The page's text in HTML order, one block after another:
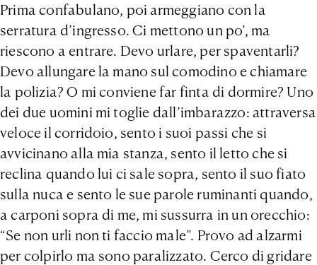
Prima confabulano, poi armeggiano con la
serratura d’ingresso. Ci mettono un po’, ma
riescono a entrare. Devo urlare, per spaventarli?
Devo allungare la mano sul comodino e chiamare
la polizia? O mi conviene far finta di dormire? Uno
dei due uomini mi toglie dall’imbarazzo: attraversa
veloce il corridoio, sento i suoi passi che si
avvicinano alla mia stanza, sento il letto che si
reclina quando lui ci sale sopra, sento il suo fiato
sulla nuca e sento le sue parole ruminanti quando,
a carponi sopra di me, mi sussurra in un orecchio:
“Se non urli non ti faccio male”. Provo ad alzarmi
per colpirlo ma sono paralizzato. Cerco di gridare